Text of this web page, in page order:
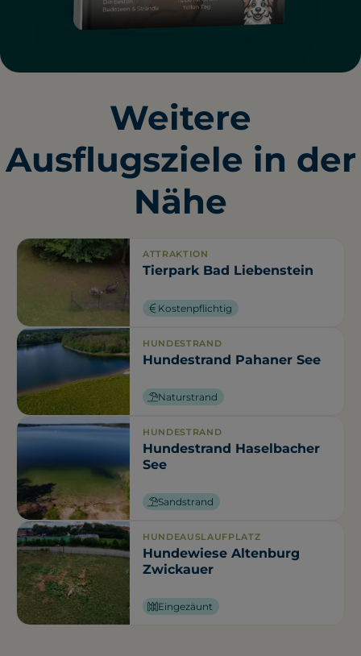
Weitere
Ausflugsziele in der
Nähe
ATTRAKTION
Tierpark Bad Liebenstein
Kostenpflichtig
HUNDESTRAND
Hundestrand Pahaner See
Naturstrand
HUNDESTRAND
Hundestrand Haselbacher
See
Sandstrand
HUNDEAUSLAUFPLATZ
Hundewiese Altenburg
Zwickauer
Eingezäunt